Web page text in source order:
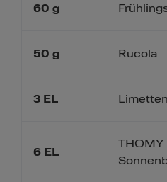
60 g
50 g
3 EL
6 EL
Rucola
THOMY